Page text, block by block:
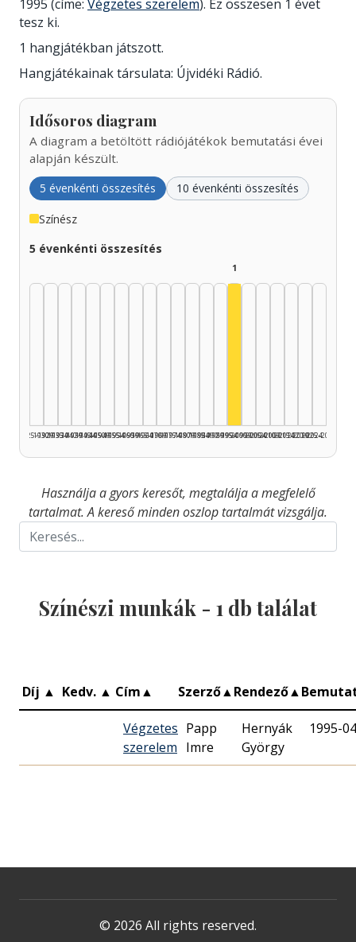
1995 (címe: Végzetes szerelem). Ez összesen 1 évet
tesz ki.
1 hangjátékban játszott.
Hangjátékainak társulata: Újvidéki Rádió.
Idősoros diagram
A diagram a betöltött rádiójátékok bemutatási évei
alapján készült.
5 évenkénti összesítés 10 évenkénti összesítés
Színész
5 évenkénti összesítés
1925–1929
1930–1934
1935–1939
1940–1944
1945–1949
1950–1954
1955–1959
1960–1964
1965–1969
1970–1974
1975–1979
1980–1984
1985–1989
1990–1994
1
1995–1999
2000–2004
2005–2009
2010–2014
2015–2019
2020–2024
2025–2026
Használja a gyors keresőt, megtalálja a megfelelő
tartalmat. A kereső minden oszlop tartalmát vizsgálja.
Színészi munkák - 1 db találat
Díj ▲ Kedv. ▲ Cím▲ Szerző▲Rendező▲
Végzetes
szerelem
Papp
Imre
Hernyák
György
1995-
© 2026 All rights reserved.